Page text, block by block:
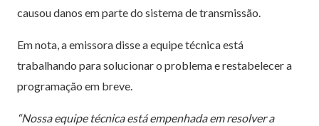
causou danos em parte do sistema de transmissão.
Em nota, a emissora disse a equipe técnica está
trabalhando para solucionar o problema e restabelecer a
programação em breve.
“Nossa equipe técnica está empenhada em resolver a